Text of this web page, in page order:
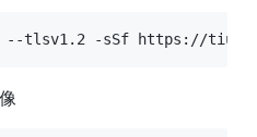
--tlsv1.2 -sSf https://tiup-